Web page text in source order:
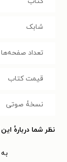
شابک
تعداد صفحه‌ها
قیمت کتاب
نسخۀ صوتی
نظر شما دربارهٔ